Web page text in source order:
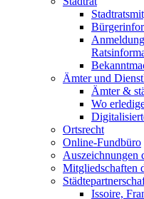
Ämter und
Ämter &
Wo
Ortsrecht
Online-Fundbüro
Auszeichnungen
Mitgliedschaften
Issoire,